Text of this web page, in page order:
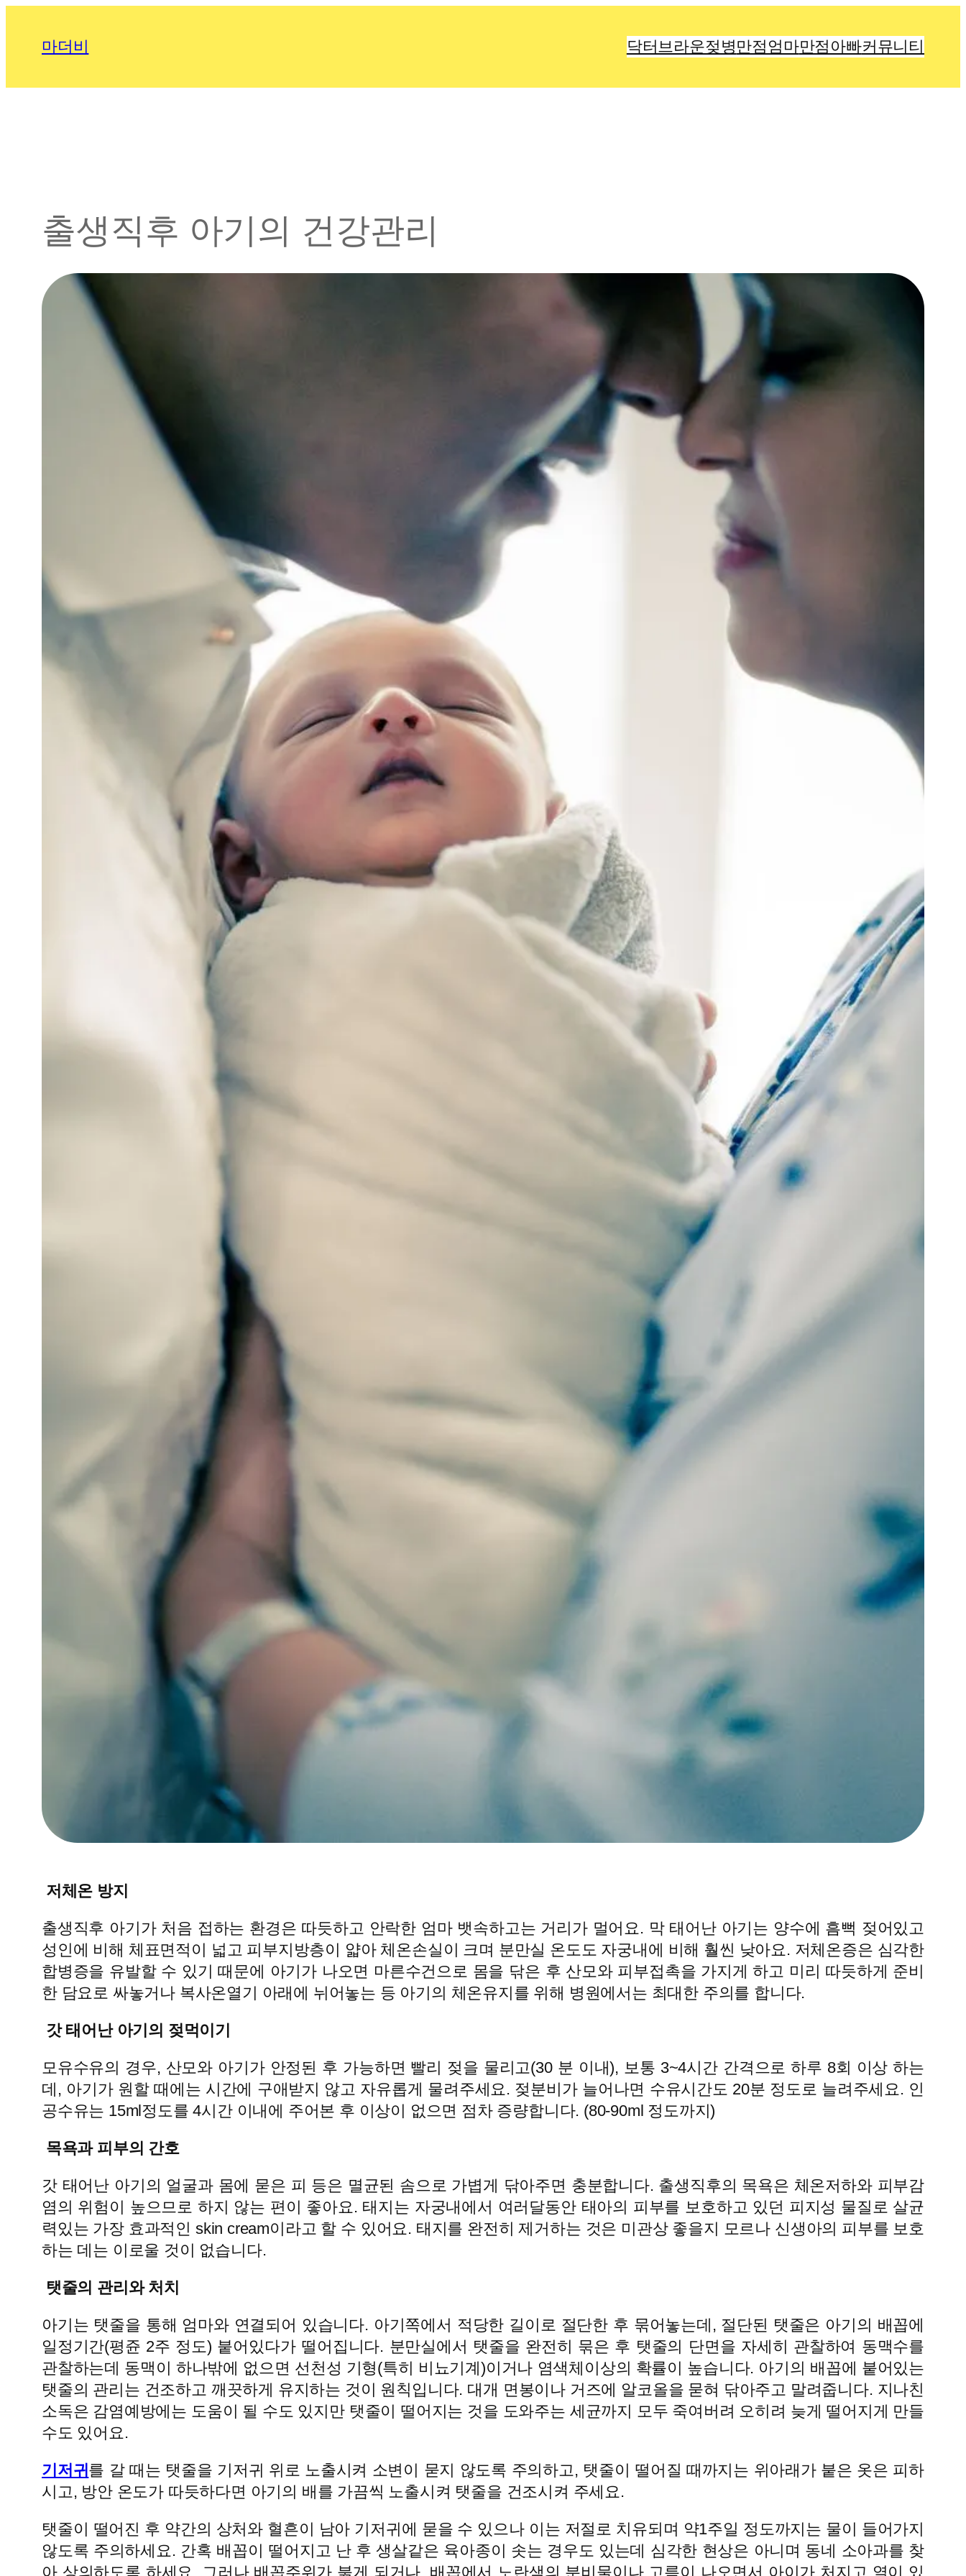
마더비 닥터브라운젖병만점엄마만점아빠커뮤니티
출생직후 아기의 건강관리
저체온 방지
출생직후 아기가 처음 접하는 환경은 따듯하고 안락한 엄마 뱃속하고는 거리가 멀어요. 막 태어난 아기는 양수에 흠뻑 젖어있고
성인에 비해 체표면적이 넓고 피부지방층이 얇아 체온손실이 크며 분만실 온도도 자궁내에 비해 훨씬 낮아요. 저체온증은 심각한
합병증을 유발할 수 있기 때문에 아기가 나오면 마른수건으로 몸을 닦은 후 산모와 피부접촉을 가지게 하고 미리 따듯하게 준비
한 담요로 싸놓거나 복사온열기 아래에 뉘어놓는 등 아기의 체온유지를 위해 병원에서는 최대한 주의를 합니다.
갓 태어난 아기의 젖먹이기
모유수유의 경우, 산모와 아기가 안정된 후 가능하면 빨리 젖을 물리고(30 분 이내), 보통 3~4시간 간격으로 하루 8회 이상 하는
데, 아기가 원할 때에는 시간에 구애받지 않고 자유롭게 물려주세요. 젖분비가 늘어나면 수유시간도 20분 정도로 늘려주세요. 인
공수유는 15ml정도를 4시간 이내에 주어본 후 이상이 없으면 점차 증량합니다. (80-90ml 정도까지)
목욕과 피부의 간호
갓 태어난 아기의 얼굴과 몸에 묻은 피 등은 멸균된 솜으로 가볍게 닦아주면 충분합니다. 출생직후의 목욕은 체온저하와 피부감
염의 위험이 높으므로 하지 않는 편이 좋아요. 태지는 자궁내에서 여러달동안 태아의 피부를 보호하고 있던 피지성 물질로 살균
력있는 가장 효과적인 skin cream이라고 할 수 있어요. 태지를 완전히 제거하는 것은 미관상 좋을지 모르나 신생아의 피부를 보호
하는 데는 이로울 것이 없습니다.
탯줄의 관리와 처치
아기는 탯줄을 통해 엄마와 연결되어 있습니다. 아기쪽에서 적당한 길이로 절단한 후 묶어놓는데, 절단된 탯줄은 아기의 배꼽에
일정기간(평쥰 2주 정도) 붙어있다가 떨어집니다. 분만실에서 탯줄을 완전히 묶은 후 탯줄의 단면을 자세히 관찰하여 동맥수를
관찰하는데 동맥이 하나밖에 없으면 선천성 기형(특히 비뇨기계)이거나 염색체이상의 확률이 높습니다. 아기의 배꼽에 붙어있는
탯줄의 관리는 건조하고 깨끗하게 유지하는 것이 원칙입니다. 대개 면봉이나 거즈에 알코올을 묻혀 닦아주고 말려줍니다. 지나친
소독은 감염예방에는 도움이 될 수도 있지만 탯줄이 떨어지는 것을 도와주는 세균까지 모두 죽여버려 오히려 늦게 떨어지게 만들
수도 있어요.
기저귀 를 갈 때는 탯줄을 기저귀 위로 노출시켜 소변이 묻지 않도록 주의하고, 탯줄이 떨어질 때까지는 위아래가 붙은 옷은 피하
시고, 방안 온도가 따듯하다면 아기의 배를 가끔씩 노출시켜 탯줄을 건조시켜 주세요.
탯줄이 떨어진 후 약간의 상처와 혈흔이 남아 기저귀에 묻을 수 있으나 이는 저절로 치유되며 약1주일 정도까지는 물이 들어가지
않도록 주의하세요. 간혹 배꼽이 떨어지고 난 후 생살같은 육아종이 솟는 경우도 있는데 심각한 현상은 아니며 동네 소아과를 찾
아 상의하도록 하세요. 그러나 배꼽주위가 붉게 되거나, 배꼽에서 노란색의 분비물이나 고름이 나오면서 아이가 처지고 열이 있